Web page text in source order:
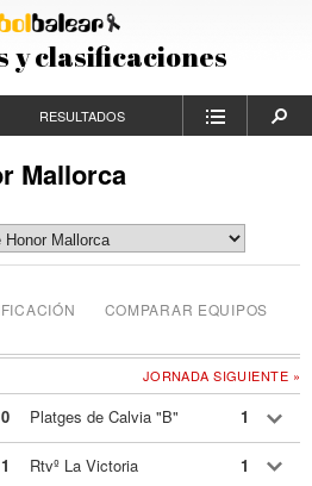
y clasificaciones
RESULTADOS
Mallorca
COMPARAR EQUIPOS
JORNADA SIGUIENTE »
0 Platges de Calvia "B" 1
1 Rtvº La Victoria 1